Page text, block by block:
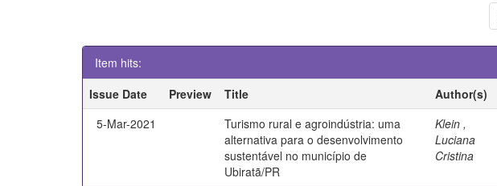
Item hits:
Issue Date
Preview Title Author(s)
5-Mar-2021
Turismo rural e agroindústria: uma
alternativa para o desenvolvimento
sustentável no município de
Ubiratã/PR
Klein ,
Luciana
Cristina